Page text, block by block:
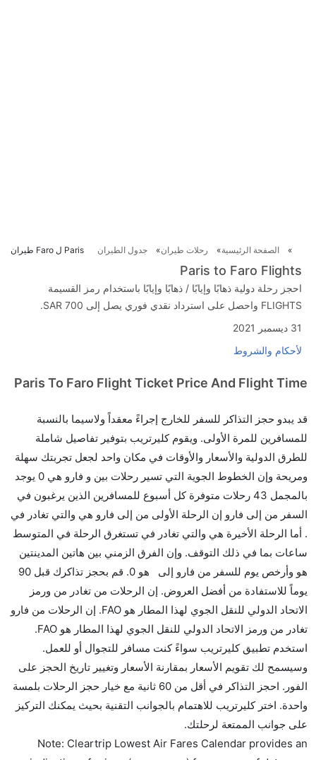
الصفحة الرئيسية رحلات طيران جدول الطيران Paris ل Faro طيران
Paris to Faro Flights
احجز رحلة دولية ذهابًا وإيابًا / ذهابًا وإيابًا باستخدام رمز القسيمة
FLIGHTS واحصل على استرداد نقدي فوري يصل إلى SAR 700.
31 ديسمبر 2021
لأحكام والشروط
Paris To Faro Flight Ticket Price And Flight Time
قد يبدو حجز التذاكر للسفر للخارج إجراءً معقداً ولاسيما بالنسبة
للمسافرين للمرة الأولى. ويقوم كليرتريب بتوفير تفاصيل شاملة
للطرق الدولية والأسعار والأوقات في مكان واحد لجعل تجربتك سهلة
ومريحة وإن الخطوط الجوية التي تسير رحلات بين و فارو هي 0 يوجد
بالمجمل 43 رحلات متوفرة كل أسبوع للمسافرين الذين يرغبون في
السفر من إلى فارو إن الرحلة الأولى من إلى فارو هي والتي تغادر في
. أما الرحلة الأخيرة هي والتي تغادر في تستغرق الرحلة في المتوسط
ساعات بما في ذلك التوقف. وإن الفرق الزمني بين هاتين المدينتين
هو وأرخص يوم للسفر من فارو إلى هو 0. قم بحجز تذاكرك قبل 90
يوماً للاستفادة من أفضل العروض. إن الرحلات من تغادر من ورمز
الاتحاد الدولي للنقل الجوي لهذا المطار هو FAO. إن الرحلات من فارو
تغادر من ورمز الاتحاد الدولي للنقل الجوي لهذا المطار هو FAO.
استخدم تطبيق كليرتريب سواءً كنت مسافر للتجوال أو للعمل.
وسيسمح لك تقويم الأسعار بمقارنة الأسعار وتغيير تاريخ الحجز على
الفور. احجز التذاكر في أقل من 60 ثانية مع خيار حجز الرحلات بلمسة
واحدة. اختر كليرتريب للاهتمام بالجوانب التقنية بحيث يمكنك التركيز
على جوانب الممتعة لرحلتك.
Note: Cleartrip Lowest Air Fares Calendar provides an